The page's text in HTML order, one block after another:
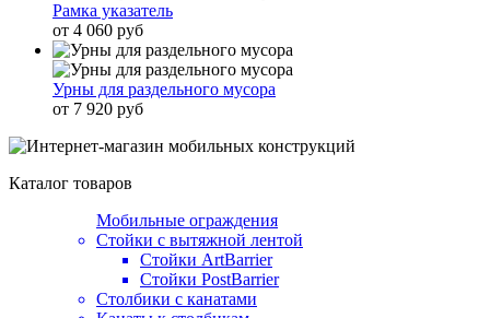
Рамка указатель
от 4 060 руб
Урны для раздельного мусора
от 7 920 руб
Каталог товаров
Мобильные ограждения
Стойки с вытяжной лентой
Стойки ArtBarrier
Стойки PostBarrier
Столбики с канатами